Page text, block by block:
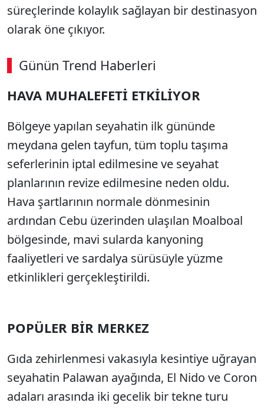
süreçlerinde kolaylık sağlayan bir destinasyon
olarak öne çıkıyor.
Günün Trend Haberleri
HAVA MUHALEFETİ ETKİLİYOR
Bölgeye yapılan seyahatin ilk gününde
meydana gelen tayfun, tüm toplu taşıma
seferlerinin iptal edilmesine ve seyahat
planlarının revize edilmesine neden oldu.
Hava şartlarının normale dönmesinin
ardından Cebu üzerinden ulaşılan Moalboal
bölgesinde, mavi sularda kanyoning
faaliyetleri ve sardalya sürüsüyle yüzme
etkinlikleri gerçekleştirildi.
POPÜLER BİR MERKEZ
Gıda zehirlenmesi vakasıyla kesintiye uğrayan
seyahatin Palawan ayağında, El Nido ve Coron
adaları arasında iki gecelik bir tekne turu